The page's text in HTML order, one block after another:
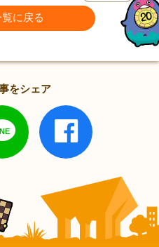
に戻る
をシェア